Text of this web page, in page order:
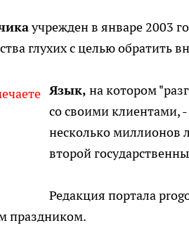
учрежден в январе 2003
глухих с целью обратить
Язык, на котором
со своими клиентами,
несколько миллионов
второй
Редакция портала
праздником.